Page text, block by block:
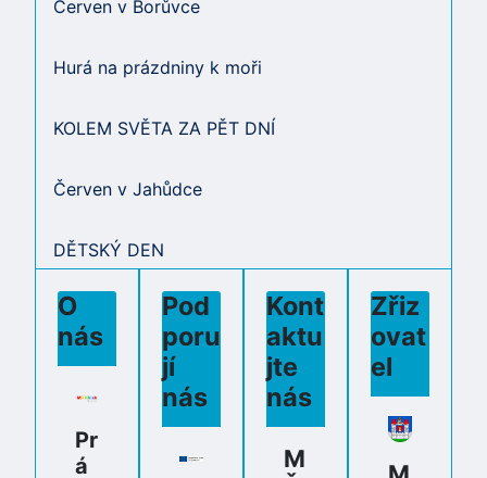
Červen v Borůvce
Hurá na prázdniny k moři
KOLEM SVĚTA ZA PĚT DNÍ
Červen v Jahůdce
DĚTSKÝ DEN
O
nás
Pr
á
Pod
poru
jí
nás
Kont
aktu
jte
nás
M
Zřiz
ovat
el